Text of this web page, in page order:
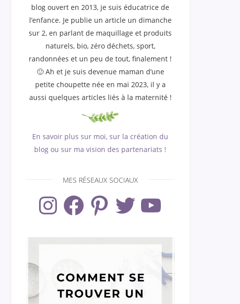
blog ouvert en 2013, je suis éducatrice de
l’enfance. Je publie un article un dimanche
sur 2, en parlant de maquillage et produits
naturels, bio, zéro déchets, sport,
randonnées et un peu de tout, finalement !
🙂 Ah et je suis devenue maman d’une
petite choupette née en mai 2023, il y a
aussi quelques articles liés à la maternité !
En savoir plus sur moi, sur la création du
blog ou sur ma vision des partenariats !
MES RÉSEAUX SOCIAUX
InstagramFacebook PinterestTwitter YouTube